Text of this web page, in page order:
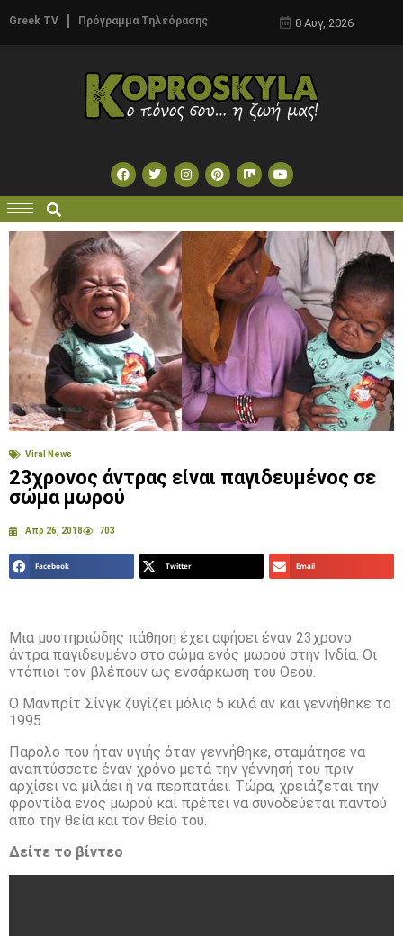
Greek TV Πρόγραμμα Τηλεόρασης 8 Αυγ, 2026
Viral News
23χρονος άντρας είναι παγιδευμένος σε
σώμα μωρού
Απρ 26, 2018 703
Facebook Twitter Email
Μια μυστηριώδης πάθηση έχει αφήσει έναν 23χρονο
άντρα παγιδευμένο στο σώμα ενός μωρού στην Ινδία. Οι
ντόπιοι τον βλέπουν ως ενσάρκωση του Θεού.
O Μανπρίτ Σίνγκ ζυγίζει μόλις 5 κιλά αν και γεννήθηκε το
1995.
Παρόλο που ήταν υγιής όταν γεννήθηκε, σταμάτησε να
αναπτύσσετε έναν χρόνο μετά την γέννησή του πριν
αρχίσει να μιλάει ή να περπατάει. Τώρα, χρειάζεται την
φροντίδα ενός μωρού και πρέπει να συνοδεύεται παντού
από την θεία και τον θείο του.
Δείτε το βίντεο